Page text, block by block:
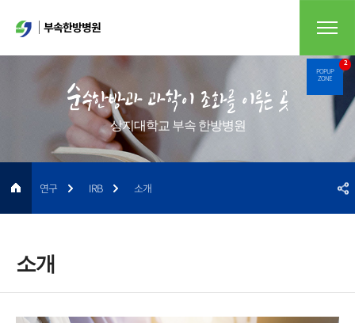
POPUP
ZONE
2
부속한방병원
상지대학교 부속 한방병원
소개
연구 IRB 소개